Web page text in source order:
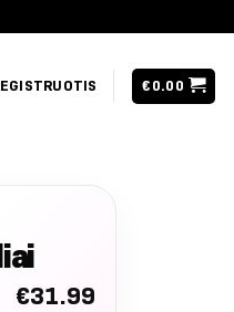
€ 0.00
€31.99